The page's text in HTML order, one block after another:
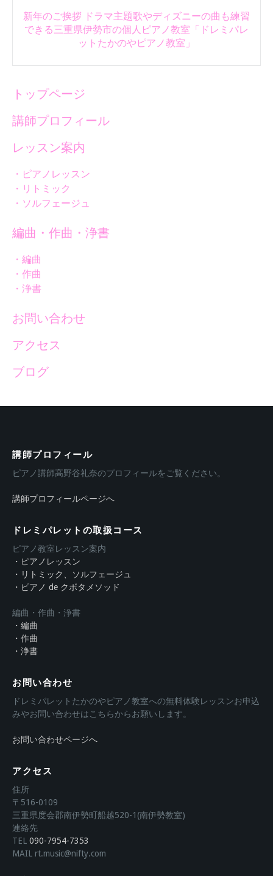
新年のご挨拶 ドラマ主題歌やディズニーの曲も練習
できる三重県伊勢市の個人ピアノ教室「ドレミパレ
ットたかのやピアノ教室」
トップページ
講師プロフィール
レッスン案内
・ピアノレッスン
・リトミック
・ソルフェージュ
編曲・作曲・浄書
・編曲
・作曲
・浄書
お問い合わせ
アクセス
ブログ
講師プロフィール
ピアノ講師高野谷礼奈のプロフィールをご覧ください。
講師プロフィールページへ
ドレミパレットの取扱コース
ピアノ教室レッスン案内
・ピアノレッスン
・リトミック、ソルフェージュ
・ピアノ de クボタメソッド
編曲・作曲・浄書
・編曲
・作曲
・浄書
お問い合わせ
ドレミパレットたかのやピアノ教室への無料体験レッスンお申込
みやお問い合わせはこちらからお願いします。
お問い合わせページへ
アクセス
住所
〒516-0109
三重県度会郡南伊勢町船越520-1(南伊勢教室)
連絡先
TEL 090-7954-7353
MAIL rt.music@nifty.com